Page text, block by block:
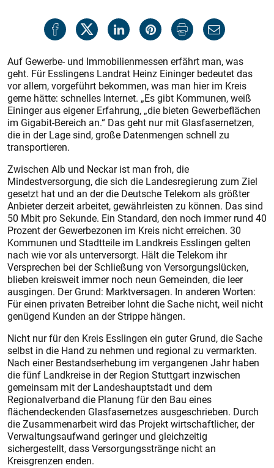
Auf Gewerbe- und Immobilienmessen erfährt man, was
geht. Für Esslingens Landrat Heinz Eininger bedeutet das
vor allem, vorgeführt bekommen, was man hier im Kreis
gerne hätte: schnelles Internet. „Es gibt Kommunen, weiß
Eininger aus eigener Erfahrung, „die bieten Gewerbeflächen
im Gigabit-Bereich an.“ Das geht nur mit Glasfasernetzen,
die in der Lage sind, große Datenmengen schnell zu
transportieren.
Zwischen Alb und Neckar ist man froh, die
Mindestversorgung, die sich die Landesregierung zum Ziel
gesetzt hat und an der die Deutsche Telekom als größter
Anbieter derzeit arbeitet, gewährleisten zu können. Das sind
50 Mbit pro Sekunde. Ein Standard, den noch immer rund 40
Prozent der Gewerbezonen im Kreis nicht erreichen. 30
Kommunen und Stadtteile im Landkreis Esslingen gelten
nach wie vor als unterversorgt. Hält die Telekom ihr
Versprechen bei der Schließung von Versorgungslücken,
blieben kreisweit immer noch neun Gemeinden, die leer
ausgingen. Der Grund: Marktversagen. In anderen Worten:
Für einen privaten Betreiber lohnt die Sache nicht, weil nicht
genügend Kunden an der Strippe hängen.
Nicht nur für den Kreis Esslingen ein guter Grund, die Sache
selbst in die Hand zu nehmen und regional zu vermarkten.
Nach einer Bestandserhebung im vergangenen Jahr haben
die fünf Landkreise in der Region Stuttgart inzwischen
gemeinsam mit der Landeshauptstadt und dem
Regionalverband die Planung für den Bau eines
flächendeckenden Glasfasernetzes ausgeschrieben. Durch
die Zusammenarbeit wird das Projekt wirtschaftlicher, der
Verwaltungsaufwand geringer und gleichzeitig
sichergestellt, dass Versorgungsstränge nicht an
Kreisgrenzen enden.